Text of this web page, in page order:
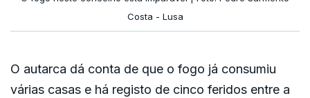
Costa - Lusa
O autarca dá conta de que o fogo já consumiu
várias casas e há registo de cinco feridos entre a